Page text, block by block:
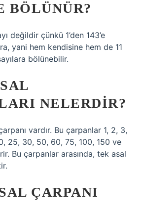
BÖLÜNÜR?
değildir çünkü 1’den 143’e
yani hem kendisine hem de 11
bölünebilir.
NELERDIR?
vardır. Bu çarpanlar 1, 2, 3,
25, 30, 50, 60, 75, 100, 150 ve
Bu çarpanlar arasında, tek asal
ÇARPANI